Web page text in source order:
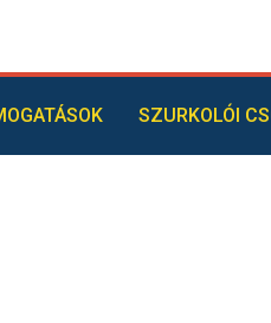
SZURKOLÓI